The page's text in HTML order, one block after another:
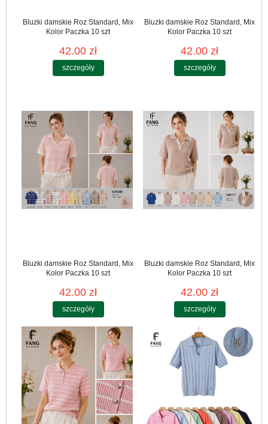
Bluzki damskie Roz Standard, Mix
Kolor Paczka 10 szt
42.00 zł
szczegóły
Bluzki damskie Roz Standard, Mix
Kolor Paczka 10 szt
42.00 zł
szczegóły
Bluzki damskie Roz Standard, Mix
Kolor Paczka 10 szt
42.00 zł
szczegóły
Bluzki damskie Roz Standard, Mix
Kolor Paczka 10 szt
42.00 zł
szczegóły